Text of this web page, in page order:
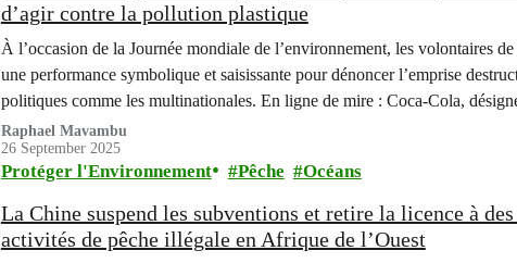
d’agir contre la pollution plastique
À l’occasion de la Journée mondiale de l’environnement, les volontaires
une performance symbolique et saisissante pour dénoncer l’emprise
politiques comme les multinationales. En ligne de mire : Coca-Cola,
pollueur plastique mondial.
Raphael Mavambu
26 September 2025
Protéger l'Environnement Pêche Océans
La Chine suspend les subventions et retire la licence à
activités de pêche illégale en Afrique de l’Ouest